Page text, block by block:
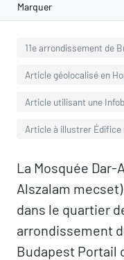
Marquer
11e arrondissement de
Article géolocalisé en
Article utilisant une
Article à illustrer Édifice
La Mosquée Dar-
Alszalam
dans le quartier
arrondissement
Budapest Portail